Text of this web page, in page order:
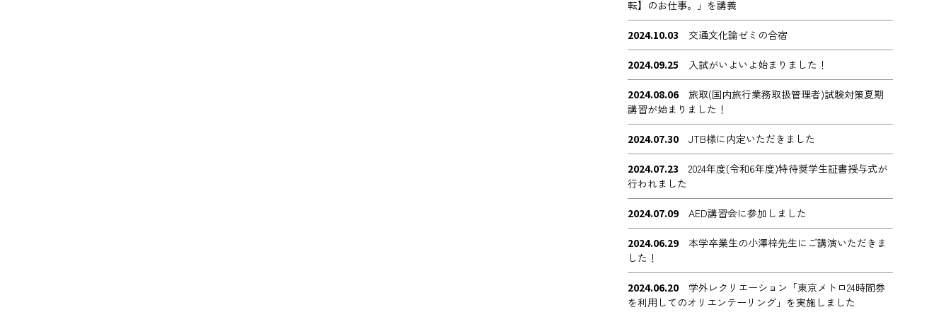
転】のお仕事。」を講義
2024.10.03 交通文化論ゼミの合宿
2024.09.25 入試がいよいよ始まりました！
2024.08.06
旅取(国内旅行業務取扱管理者)試験対策夏期
講習が始まりました！
2024.07.30 JTB様に内定いただきました
2024.07.23
2024年度(令和6年度)特待奨学生証書授与式が
行われました
2024.07.09 AED講習会に参加しました
2024.06.29
本学卒業生の小澤梓先生にご講演いただきま
した！
2024.06.20
学外レクリエーション「東京メトロ24時間券
を利用してのオリエンテーリング」を実施しました